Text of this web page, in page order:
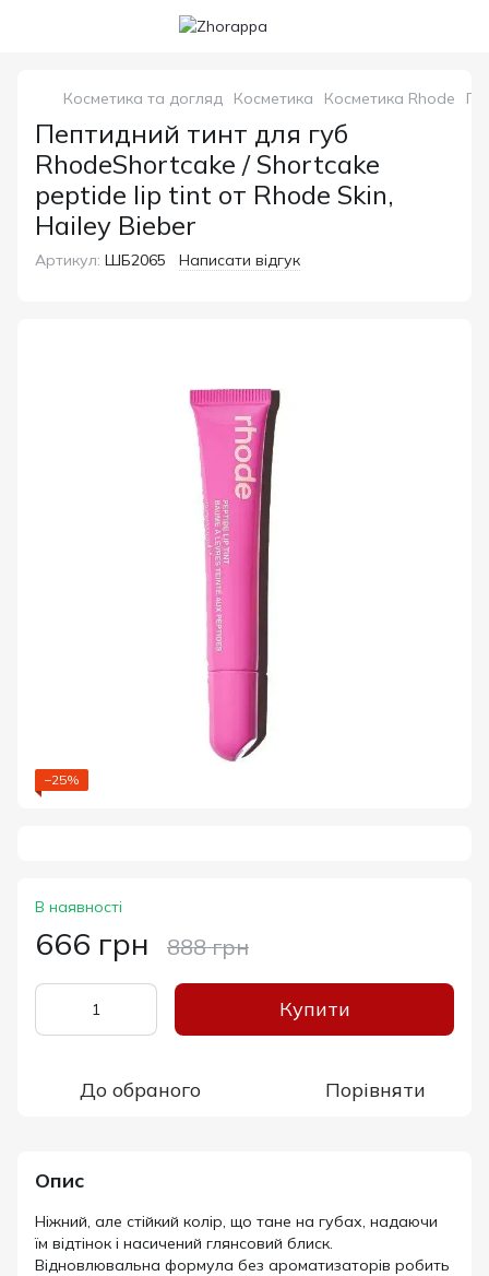
Косметика та догляд Косметика Косметика Rhode
Пептидний тинт для губ
RhodeShortcake / Shortcake
peptide lip tint от Rhode Skin,
Hailey Bieber
Артикул: ШБ2065 Написати відгук
−25%
В наявності
666 грн 888 грн
Купити
До обраного Порівняти
Опис
Ніжний, але стійкий колір, що тане на губах, надаючи
їм відтінок і насичений глянсовий блиск.
Відновлювальна формула без ароматизаторів робить